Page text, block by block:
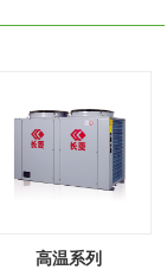
务、优质的技术
高温系列